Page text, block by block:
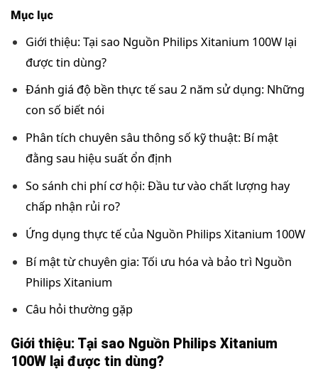
Mục lục
Giới thiệu: Tại sao Nguồn Philips Xitanium 100W lại
được tin dùng?
Đánh giá độ bền thực tế sau 2 năm sử dụng: Những
con số biết nói
Phân tích chuyên sâu thông số kỹ thuật: Bí mật
đằng sau hiệu suất ổn định
So sánh chi phí cơ hội: Đầu tư vào chất lượng hay
chấp nhận rủi ro?
Ứng dụng thực tế của Nguồn Philips Xitanium 100W
Bí mật từ chuyên gia: Tối ưu hóa và bảo trì Nguồn
Philips Xitanium
Câu hỏi thường gặp
Giới thiệu: Tại sao Nguồn Philips Xitanium
100W lại được tin dùng?